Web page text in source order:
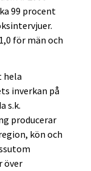
99 procent
för män och
hela
inverkan på
s.k.
producerar
kön och
över